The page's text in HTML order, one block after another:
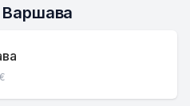
Варшава